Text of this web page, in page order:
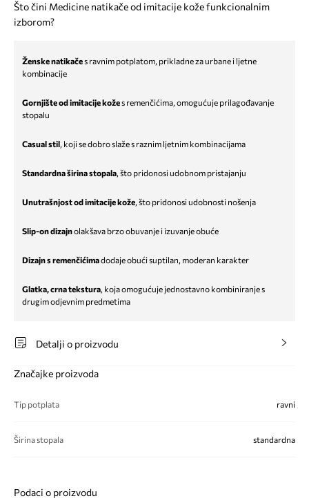
Što čini Medicine natikače od imitacije kože funkcionalnim
izborom?
Ženske natikačes ravnim potplatom, prikladne za urbane i ljetne
kombinacije
Gornjište od imitacije kožes remenčićima, omogućuje prilagođavanje
stopalu
Casual stil, koji se dobro slaže s raznim ljetnim kombinacijama
Standardna širina stopala, što pridonosi udobnom pristajanju
Unutrašnjost od imitacije kože, što pridonosi udobnosti nošenja
Slip-on dizajnolakšava brzo obuvanje i izuvanje obuće
Dizajn s remenčićimadodaje obući suptilan, moderan karakter
Glatka, crna tekstura, koja omogućuje jednostavno kombiniranje s
drugim odjevnim predmetima
Detalji o proizvodu
Značajke proizvoda
Tip potplata ravni
Širina stopala standardna
Podaci o proizvodu